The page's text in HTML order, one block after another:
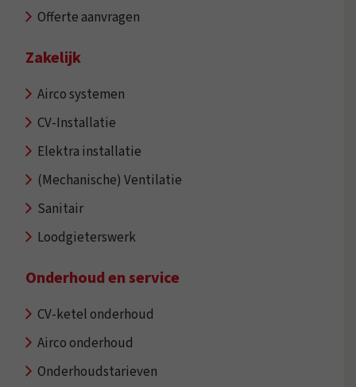
Offerte aanvragen
Zakelijk
Airco systemen
CV-Installatie
Elektra installatie
(Mechanische) Ventilatie
Sanitair
Loodgieterswerk
Onderhoud en service
CV-ketel onderhoud
Airco onderhoud
Onderhoudstarieven